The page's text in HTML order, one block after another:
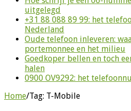
uitgelegd
+31 88 088 89 99: het
Nederland
Oude telefoon inleveren:
portemonnee en het milieu
Goedkoper bellen en toch
halen
0900 OV9292: het
Home/Tag: T-Mobile